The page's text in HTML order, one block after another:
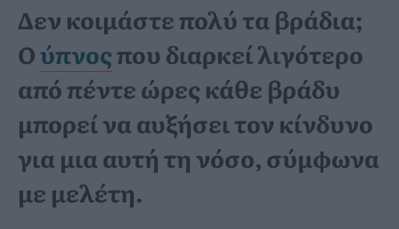
Δεν κοιμάστε πολύ τα βράδια;
Ούπνοςπου διαρκεί λιγότερο
από πέντε ώρες κάθε βράδυ
μπορεί να αυξήσει τον κίνδυνο
για μια αυτή τη νόσο, σύμφωνα
με μελέτη.